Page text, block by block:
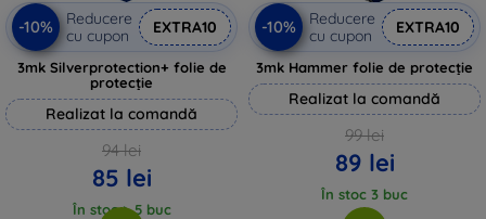
-10%
Reducere
cu cupon
EXTRA10
3mk Silverprotection+ folie de
protecție
Realizat la comandă
94 lei
85 lei
În stoc > 5 buc
-10%
Reducere
cu cupon
EXTRA10
3mk Hammer folie de protecție
Realizat la comandă
99 lei
89 lei
În stoc 3 buc